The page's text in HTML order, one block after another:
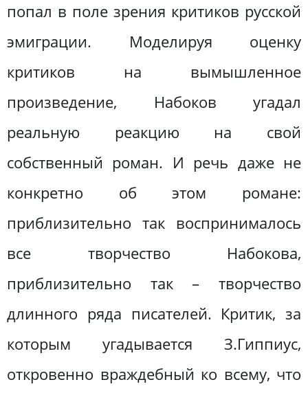
попал в поле зрения критиков русской
эмиграции. Моделируя оценку
критиков на вымышленное
произведение, Набоков угадал
реальную реакцию на свой
собственный роман. И речь даже не
конкретно об этом романе:
приблизительно так воспринималось
все творчество Набокова,
приблизительно так – творчество
длинного ряда писателей. Критик, за
которым угадывается З.Гиппиус,
откровенно враждебный ко всему, что